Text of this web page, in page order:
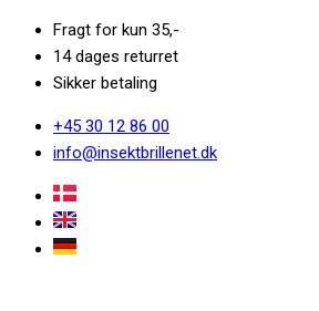
Fragt for kun 35,-
14 dages returret
Sikker betaling
+45 30 12 86 00
info@insektbrillenet.dk